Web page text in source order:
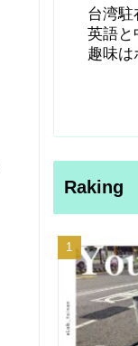
台湾駐
英語と
趣味は
Raking